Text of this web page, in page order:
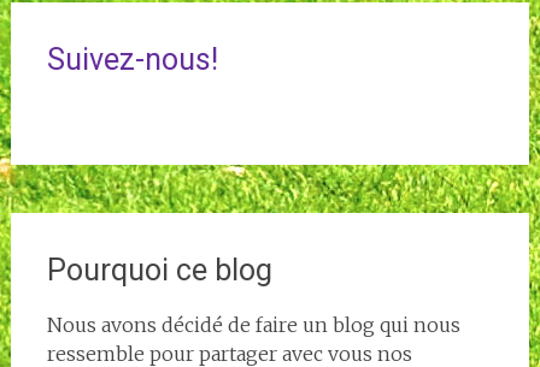
Suivez-nous!
Pourquoi ce blog
Nous avons décidé de faire un blog qui nous
ressemble pour partager avec vous nos